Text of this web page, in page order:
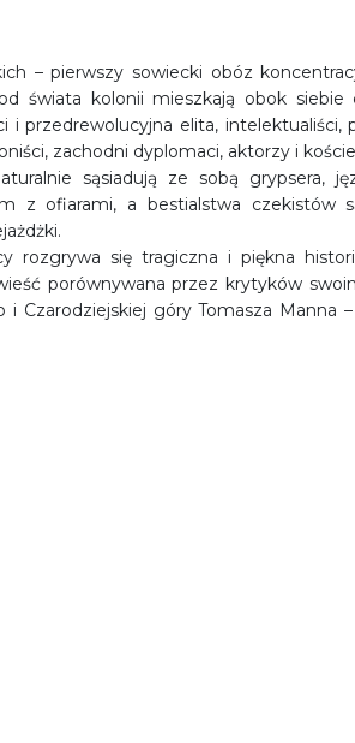
– pierwszy sowiecki obóz
świata kolonii mieszkają obok siebie
przedrewolucyjna elita, intelektualiści,
zachodni dyplomaci, aktorzy i
sąsiadują ze sobą grypsera,
z ofiarami, a bestialstwa czekistów
rozgrywa się tragiczna i piękna
porównywana przez krytyków
i Czarodziejskiej góry Tomasza Manna